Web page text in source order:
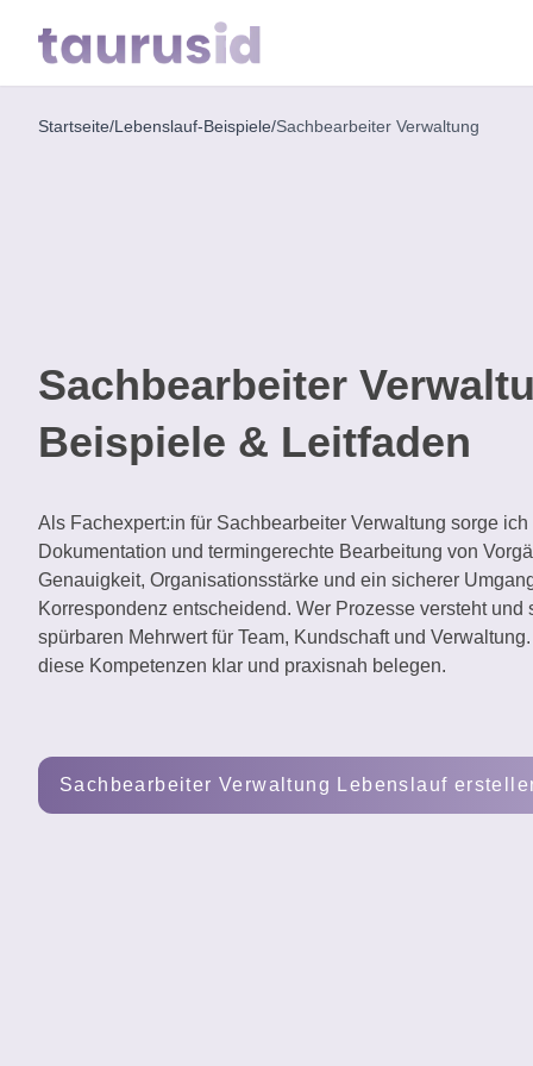
Startseite
Kostenlose
Tools
Lebenslauf
erstellen
Startseite/Lebenslauf-Beispiele/Sachbearbeiter Verwaltung
Sachbearbeiter
Beispiele & Leitfaden
Als Fachexpert:in für Sachbearbeiter Verwaltung sorge
Dokumentation und termingerechte Bearbeitung von
Genauigkeit, Organisationsstärke und ein sicherer
Korrespondenz entscheidend. Wer Prozesse versteht
spürbaren Mehrwert für Team, Kundschaft und
diese Kompetenzen klar und praxisnah belegen.
Sachbearbeiter Verwaltung Lebenslauf